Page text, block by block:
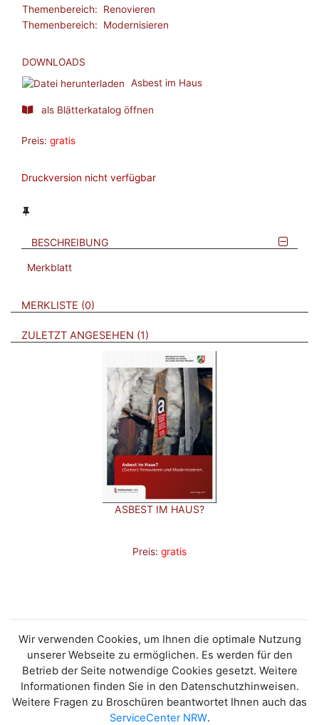
Themenbereich:
Renovieren
Themenbereich:
Modernisieren
DOWNLOADS
Asbest im Haus
als Blätterkatalog öffnen
Preis: gratis
Druckversion nicht verfügbar
BESCHREIBUNG
Merkblatt
VERWEISE AUF VERMERKTE- ODER ZULETZT ANGESEHENE
MERKLISTE 0 BROSCHÜREN
ZULETZT ANGESEHEN 1 BROSCHÜREN
ASBEST IM HAUS?
Preis: gratis
Wir verwenden Cookies, um Ihnen die optimale Nutzung
unserer Webseite zu ermöglichen. Es werden für den
Betrieb der Seite notwendige Cookies gesetzt. Weitere
Informationen finden Sie in den Datenschutzhinweisen.
Weitere Fragen zu Broschüren beantwortet Ihnen auch das
ServiceCenter NRW.